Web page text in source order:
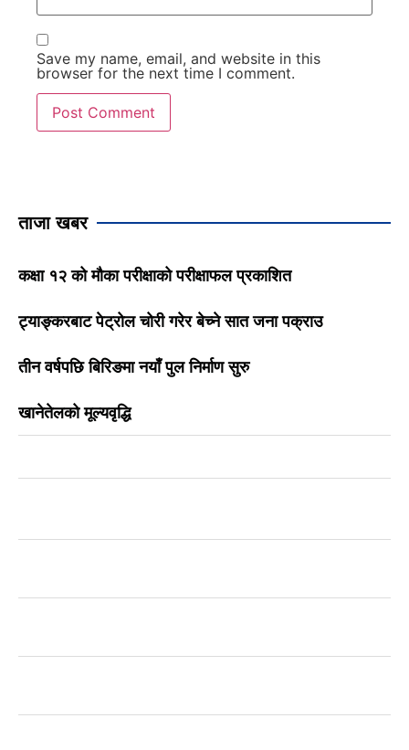
Save my name, email, and website in this
browser for the next time I comment.
ताजा खबर
कक्षा १२ को मौका परीक्षाको परीक्षाफल प्रकाशित
ट्याङ्करबाट पेट्रोल चोरी गरेर बेच्ने सात जना पक्राउ
तीन वर्षपछि बिरिङमा नयाँ पुल निर्माण सुरु
खानेतेलको मूल्यवृद्धि